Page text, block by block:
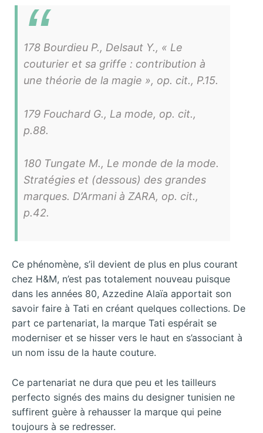
178 Bourdieu P., Delsaut Y., « Le
couturier et sa griffe : contribution à
une théorie de la magie », op. cit., P.15.
179 Fouchard G., La mode, op. cit.,
p.88.
180 Tungate M., Le monde de la mode.
Stratégies et (dessous) des grandes
marques. D’Armani à ZARA, op. cit.,
p.42.
Ce phénomène, s’il devient de plus en plus courant
chez H&M, n’est pas totalement nouveau puisque
dans les années 80, Azzedine Alaïa apportait son
savoir faire à Tati en créant quelques collections. De
part ce partenariat, la marque Tati espérait se
moderniser et se hisser vers le haut en s’associant à
un nom issu de la haute couture.
Ce partenariat ne dura que peu et les tailleurs
perfecto signés des mains du designer tunisien ne
suffirent guère à rehausser la marque qui peine
toujours à se redresser.